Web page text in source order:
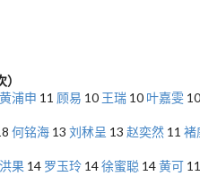
黄浦申 11 顾易 10 王瑞 10 叶嘉雯 10
何铭海 13 刘秫呈 13 赵奕然 11 褚
洪果 14 罗玉玲 14徐蜜聪 14黄可 11